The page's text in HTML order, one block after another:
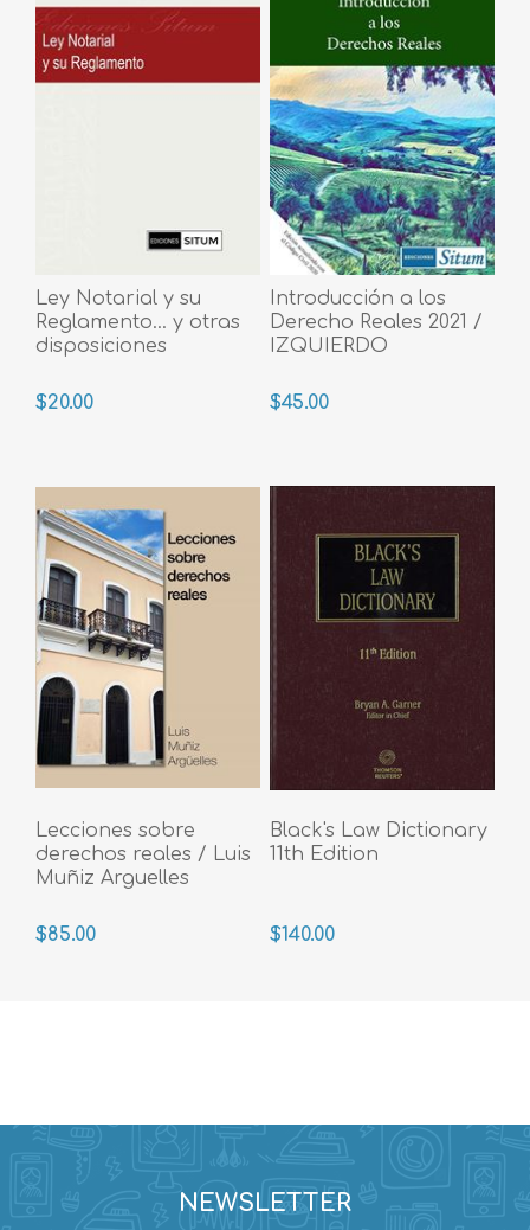
Ley Notarial y su
Reglamento... y otras
disposiciones
$20.00
Introducción a los
Derecho Reales 2021 /
IZQUIERDO
$45.00
Lecciones sobre
derechos reales / Luis
Muñiz Arguelles
$85.00
Black's Law Dictionary
11th Edition
$140.00
NEWSLETTER